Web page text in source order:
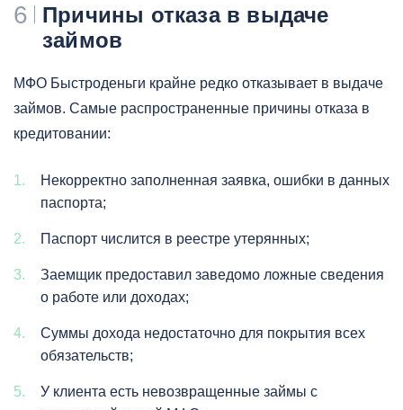
6
Причины отказа в выдаче
займов
МФО Быстроденьги крайне редко отказывает в выдаче
займов. Самые распространенные причины отказа в
кредитовании:
Некорректно заполненная заявка, ошибки в данных
паспорта;
Паспорт числится в реестре утерянных;
Заемщик предоставил заведомо ложные сведения
о работе или доходах;
Суммы дохода недостаточно для покрытия всех
обязательств;
У клиента есть невозвращенные займы с